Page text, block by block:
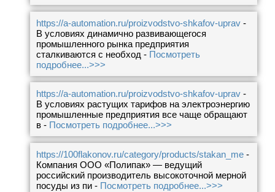
https://a-automation.ru/proizvodstvo-shkafov-uprav -
В условиях динамично развивающегося
промышленного рынка предприятия
сталкиваются с необход - Посмотреть
подробнее...>>>
https://a-automation.ru/proizvodstvo-shkafov-uprav -
В условиях растущих тарифов на электроэнергию
промышленные предприятия все чаще обращают
в - Посмотреть подробнее...>>>
https://100flakonov.ru/category/products/stakan_me -
Компания ООО «Полипак» — ведущий
российский производитель высокоточной мерной
посуды из пи - Посмотреть подробнее...>>>